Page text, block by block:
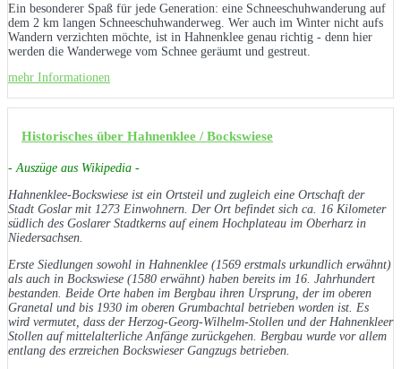
Ein besonderer Spaß für jede Generation: eine Schneeschuhwanderung auf
dem 2 km langen Schneeschuhwanderweg. Wer auch im Winter nicht aufs
Wandern verzichten möchte, ist in Hahnenklee genau richtig - denn hier
werden die Wanderwege vom Schnee geräumt und gestreut.
mehr Informationen
Historisches über Hahnenklee / Bockswiese
- Auszüge aus Wikipedia -
Hahnenklee-Bockswiese ist ein Ortsteil und zugleich eine Ortschaft der
Stadt Goslar mit 1273 Einwohnern. Der Ort befindet sich ca. 16 Kilometer
südlich des Goslarer Stadtkerns auf einem Hochplateau im Oberharz in
Niedersachsen.
Erste Siedlungen sowohl in Hahnenklee (1569 erstmals urkundlich erwähnt)
als auch in Bockswiese (1580 erwähnt) haben bereits im 16. Jahrhundert
bestanden. Beide Orte haben im Bergbau ihren Ursprung, der im oberen
Granetal und bis 1930 im oberen Grumbachtal betrieben worden ist. Es
wird vermutet, dass der Herzog-Georg-Wilhelm-Stollen und der Hahnenkleer
Stollen auf mittelalterliche Anfänge zurückgehen. Bergbau wurde vor allem
entlang des erzreichen Bockswieser Gangzugs betrieben.